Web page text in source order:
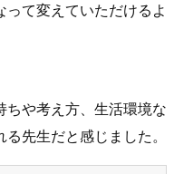
って変えていただけるよ
ちや考え方、生活環境な
先生だと感じました。